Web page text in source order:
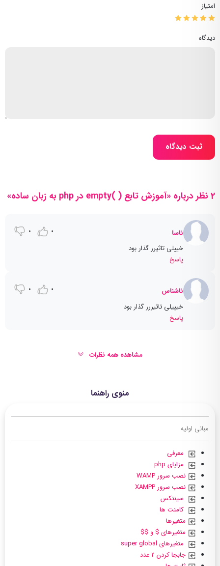
منوی راهنما
مبانی اولیه
معرفی
مزایای php
نصب سرور WAMP
نصب سرور XAMPP
سینتکس
کامنت ها
متغیرها
متغیرهای $ و $$
متغیرهای super global
جابجا کردن ۲ عدد
امتیاز
دیدگاه
ثبت دیدگاه
2 نظر درباره «آموزش تابع ( )empty در php به زبان ساده»
ناسا 0
0
خییلی تاثیرر گذار بود
پاسخ
ناشناس 0
0
خیییلی تاثیررر گذار بود
پاسخ
مشاهده همه نظرات